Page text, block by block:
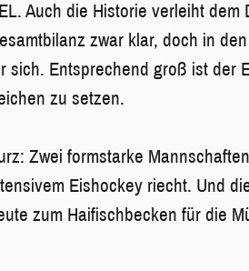
Auch die Historie verleiht
zwar klar, doch in
sich. Entsprechend groß ist der
zu setzen.
Zwei formstarke
Eishockey riecht. Und
zum Haifischbecken für die